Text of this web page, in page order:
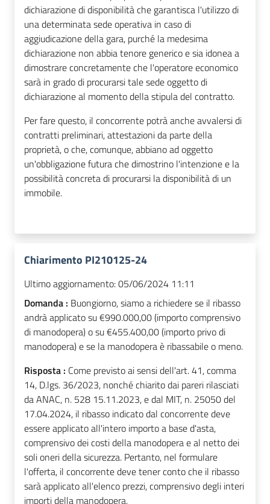
dichiarazione di disponibilità che garantisca l'utilizzo di
una determinata sede operativa in caso di
aggiudicazione della gara, purché la medesima
dichiarazione non abbia tenore generico e sia idonea a
dimostrare concretamente che l'operatore economico
sarà in grado di procurarsi tale sede oggetto di
dichiarazione al momento della stipula del contratto.
Per fare questo, il concorrente potrà anche avvalersi di
contratti preliminari, attestazioni da parte della
proprietà, o che, comunque, abbiano ad oggetto
un'obbligazione futura che dimostrino l'intenzione e la
possibilità concreta di procurarsi la disponibilità di un
immobile.
Chiarimento PI210125-24
Ultimo aggiornamento:05/06/2024 11:11
Domanda : Buongiorno, siamo a richiedere se il ribasso
andrà applicato su €990.000,00 (importo comprensivo
di manodopera) o su €455.400,00 (importo privo di
manodopera) e se la manodopera è ribassabile o meno.
Risposta : Come previsto ai sensi dell'art. 41, comma
14, D.lgs. 36/2023, nonché chiarito dai pareri rilasciati
da ANAC, n. 528 15.11.2023, e dal MIT, n. 25050 del
17.04.2024, il ribasso indicato dal concorrente deve
essere applicato all'intero importo a base d'asta,
comprensivo dei costi della manodopera e al netto dei
soli oneri della sicurezza. Pertanto, nel formulare
l'offerta, il concorrente deve tener conto che il ribasso
sarà applicato all'elenco prezzi, comprensivo degli interi
importi della manodopera.